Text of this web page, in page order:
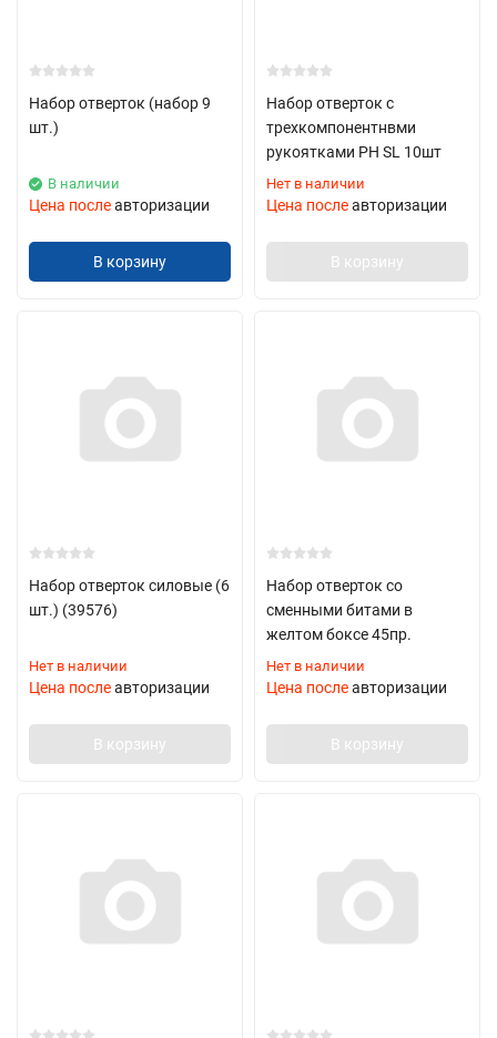
Набор отверток (набор 9
шт.)
В наличии
Цена послеавторизации
В корзину
Набор отверток с
трехкомпонентнвми
рукоятками PH SL 10шт
Нет в наличии
Цена послеавторизации
В корзину
Набор отверток силовые (6
шт.) (39576)
Нет в наличии
Цена послеавторизации
В корзину
Набор отверток со
сменными битами в
желтом боксе 45пр.
Нет в наличии
Цена послеавторизации
В корзину